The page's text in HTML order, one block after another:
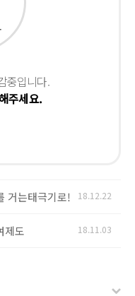
중입니다.
주세요.
거는태극기로! 18.12.22
제도 18.11.03